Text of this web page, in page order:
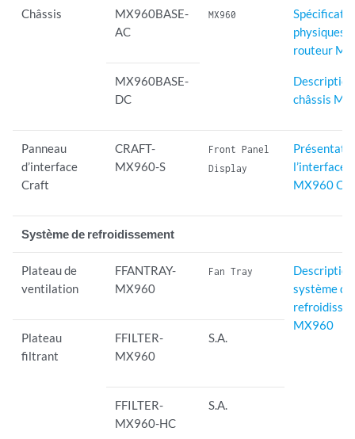
Châssis
MX960BASE-
AC
MX960
physiques
routeur
châssis
MX960BASE-
DC
Panneau
d’interface
Craft
CRAFT-
MX960-S
Front Panel
Display
l’interface
MX960
Système de refroidissement
Plateau de
ventilation
FFANTRAY-
MX960
Fan Tray
système de
MX960
Plateau
filtrant
FFILTER-
MX960
S.A.
FFILTER-
MX960-HC
S.A.